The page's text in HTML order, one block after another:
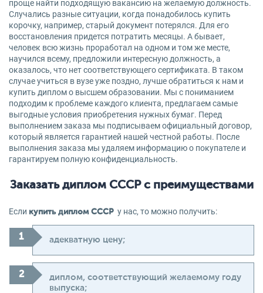
проще найти подходящую вакансию на желаемую должность.
Случались разные ситуации, когда понадобилось купить
корочку, например, старый документ потерялся. Для его
восстановления придется потратить месяцы. А бывает,
человек всю жизнь проработал на одном и том же месте,
научился всему, предложили интересную должность, а
оказалось, что нет соответствующего сертификата. В таком
случае учиться в вузе уже поздно, лучше обратиться к нам и
купить диплом о высшем образовании. Мы с пониманием
подходим к проблеме каждого клиента, предлагаем самые
выгодные условия приобретения нужных бумаг. Перед
выполнением заказа мы подписываем официальный договор,
который является гарантией нашей честной работы. После
выполнения заказа мы удаляем информацию о покупателе и
гарантируем полную конфиденциальность.
Заказать диплом СССР с преимуществами
Если купить диплом СССР у нас, то можно получить:
адекватную цену;
диплом, соответствующий желаемому году
выпуска;